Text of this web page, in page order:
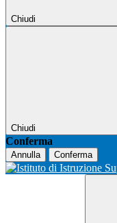
Chiudi
Chiudi
Conferma
Annulla Conferma